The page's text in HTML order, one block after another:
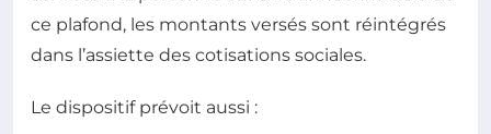
ce plafond, les montants versés sont réintégrés
dans l’assiette des cotisations sociales.
Le dispositif prévoit aussi :